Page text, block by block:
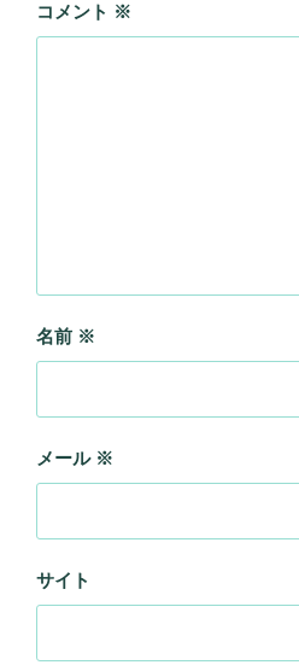
コメント ※
名前 ※
メール ※
サイト